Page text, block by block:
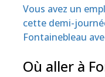
Vous avez un
cette demi-
Fontainebleau
Où aller à